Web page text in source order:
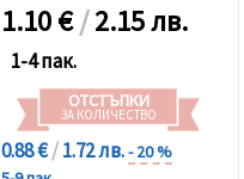
1.10€/2.15 лв.
1-4 пак.
ОТСТЪПКИ
ЗА КОЛИЧЕСТВО
0.88 €/1.72 лв.- 20 %